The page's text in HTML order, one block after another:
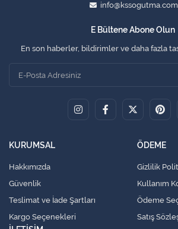
info@kssogutma.com
E Bültene Abone Olun
En son haberler, bildirimler ve daha fazla
KURUMSAL
Hakkımızda
Güvenlik
Teslimat ve İade Şartları
Kargo Seçenekleri
ÖDEME
Gizlilik
Kullanım
Ödeme
Satış